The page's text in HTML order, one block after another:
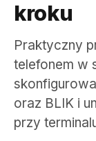
kroku
Praktyczny
telefonem w
oraz BLIK i
przy